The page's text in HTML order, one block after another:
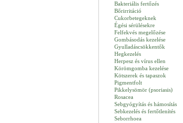
Bakteriális fertőzés
Bőrirritáció
Cukorbetegeknek
Égési sérülésekre
Felfekvés megelőzése
Gombásodás kezelése
Gyulladáscsökkentők
Hegkezelés
Herpesz és vírus ellen
Körömgomba kezelése
Kötszerek és tapaszok
Pigmentfolt
Pikkelysömör (psoriasis)
Rosacea
Sebgyógyítás és hámosítás
Sebkezelés és fertőtlenítés
Seborrhoea